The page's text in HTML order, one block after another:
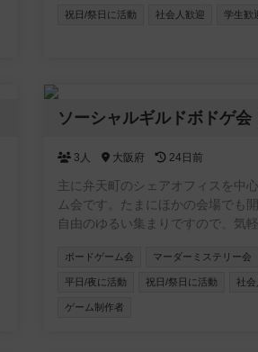
祝日/祭日に活動 社会人歓迎 学生歓
ソーシャルギルドボドゲ会
3人 大阪府 24日前
主に弁天町のシェアオフィスを中
ム会です。たまにほかの会場でも
自由のゆるい集まりですので、気
開催しています。一緒に企画して
ボードゲーム会 マーダーミステリー会
平日/夜に活動 祝日/祭日に活動 社
ゲーム制作者